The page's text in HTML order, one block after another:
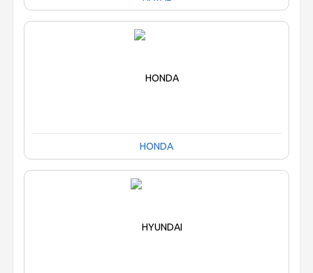
HONDA